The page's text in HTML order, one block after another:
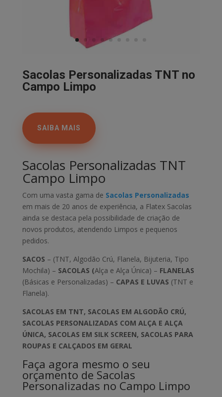
Sacolas Personalizadas TNT no
Campo Limpo
SAIBA MAIS
Sacolas Personalizadas TNT
Campo Limpo
Com uma vasta gama de Sacolas Personalizadas
em mais de 20 anos de experiência, a Flatex Sacolas
ainda se destaca pela possibilidade de criação de
novos produtos, atendendo Limpos e pequenos
pedidos.
SACOS – (TNT, Algodão Crú, Flanela, Bijuteria, Tipo
Mochila) – SACOLAS (Alça e Alça Única) – FLANELAS
(Básicas e Personalizadas) – CAPAS E LUVAS (TNT e
Flanela).
SACOLAS EM TNT, SACOLAS EM ALGODÃO CRÚ,
SACOLAS PERSONALIZADAS COM ALÇA E ALÇA
ÚNICA, SACOLAS EM SILK SCREEN, SACOLAS PARA
ROUPAS E CALÇADOS EM GERAL
Faça agora mesmo o seu
orçamento de Sacolas
Personalizadas no Campo Limpo